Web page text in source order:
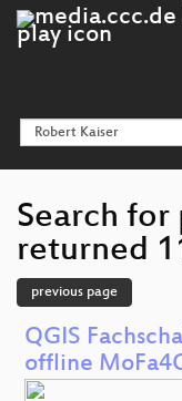
Search for
returned
previous page
QGIS
offline